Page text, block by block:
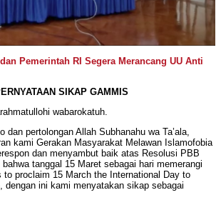
Pemerintah RI Segera Merancang UU Anti
SIKAP GAMMIS
wabarokatuh.
dan pertolongan Allah Subhanahu wa Ta’ala,
kami Gerakan Masyarakat Melawan Islamofobia
dan menyambut baik atas Resolusi PBB
tanggal 15 Maret sebagai hari memerangi
to proclaim 15 March the International Day to
dengan ini kami menyatakan sikap sebagai